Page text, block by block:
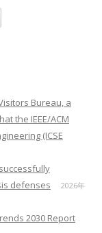
Bureau, a
the IEEE/ACM
(ICSE
defenses
2026年
2030 Report